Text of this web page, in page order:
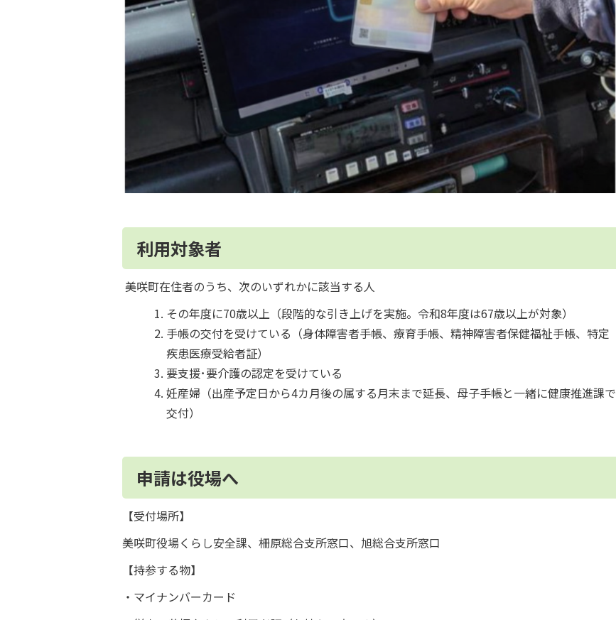
利用対象者
美咲町在住者のうち、次のいずれかに該当する人
その年度に70歳以上（段階的な引き上げを実施。令和8年度は67歳以上が対象）
手帳の交付を受けている（身体障害者手帳、療育手帳、精神障害者保健福祉手帳、特定
疾患医療受給者証）
要支援･要介護の認定を受けている
妊産婦（出産予定日から4カ月後の属する月末まで延長、母子手帳と一緒に健康推進課で
交付）
申請は役場へ
【受付場所】
美咲町役場くらし安全課、柵原総合支所窓口、旭総合支所窓口
【持参する物】
・マイナンバーカード